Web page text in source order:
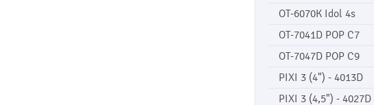
OT-6070K Idol 4s
OT-7041D POP C7
OT-7047D POP C9
PIXI 3 (4") - 4013D
PIXI 3 (4,5") - 4027D